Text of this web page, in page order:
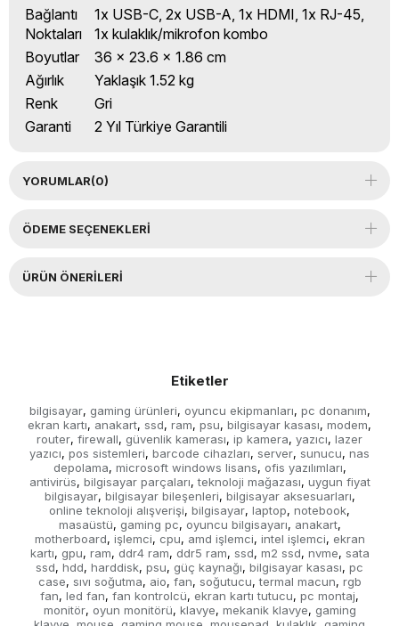
Bağlantı
Noktaları
1x USB-C, 2x USB-A, 1x HDMI, 1x RJ-45,
1x kulaklık/mikrofon kombo
Boyutlar
36 x 23.6 x 1.86 cm
Ağırlık
Yaklaşık 1.52 kg
Renk
Gri
Garanti
2 Yıl Türkiye Garantili
YORUMLAR(0)
ÖDEME SEÇENEKLERI
ÜRÜN ÖNERILERI
Etiketler
bilgisayar, gaming ürünleri, oyuncu ekipmanları, pc donanım,
ekran kartı, anakart, ssd, ram, psu, bilgisayar kasası, modem,
router, firewall, güvenlik kamerası, ip kamera, yazıcı, lazer
yazıcı, pos sistemleri, barcode cihazları, server, sunucu, nas
depolama, microsoft windows lisans, ofis yazılımları,
antivirüs, bilgisayar parçaları, teknoloji mağazası, uygun fiyat
bilgisayar, bilgisayar bileşenleri, bilgisayar aksesuarları,
online teknoloji alışverişi, bilgisayar, laptop, notebook,
masaüstü, gaming pc, oyuncu bilgisayarı, anakart,
motherboard, işlemci, cpu, amd işlemci, intel işlemci, ekran
kartı, gpu, ram, ddr4 ram, ddr5 ram, ssd, m2 ssd, nvme, sata
ssd, hdd, harddisk, psu, güç kaynağı, bilgisayar kasası, pc
case, sıvı soğutma, aio, fan, soğutucu, termal macun, rgb
fan, led fan, fan kontrolcü, ekran kartı tutucu, pc montaj,
monitör, oyun monitörü, klavye, mekanik klavye, gaming